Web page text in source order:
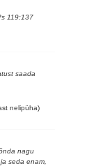
119:137
saada
nelipüha)
nagu
seda enam,